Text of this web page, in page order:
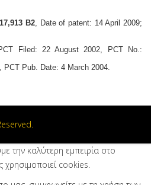
B2 , Date of patent: 14 April 2009;
Filed: 22 August 2002, PCT No.:
PCT Pub. Date: 4 March 2004.
την καλύτερη εμπειρία στο
χρησιμοποιεί cookies.